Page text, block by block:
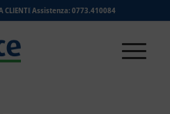
CLIENTI Assistenza: 0773.410084